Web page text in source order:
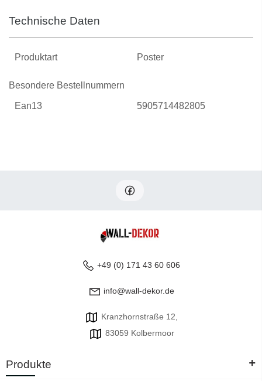
Technische Daten
Produktart Poster
Besondere Bestellnummern
Ean13 5905714482805
+49 (0) 171 43 60 606
info@wall-dekor.de
Kranzhornstraße 12,
83059 Kolbermoor
Produkte +